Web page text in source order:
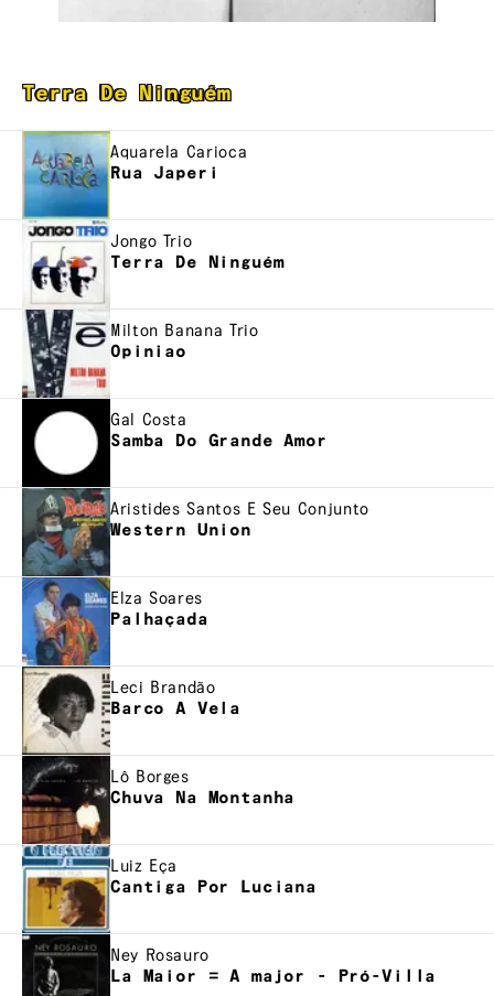
Terra De Ninguém
Aquarela Carioca
Rua Japeri
Jongo Trio
Terra De Ninguém
Milton Banana Trio
Opiniao
Gal Costa
Samba Do Grande Amor
Aristides Santos E Seu Conjunto
Western Union
Elza Soares
Palhaçada
Leci Brandão
Barco A Vela
Lô Borges
Chuva Na Montanha
Luiz Eça
Cantiga Por Luciana
Ney Rosauro
La Maior = A major - Pró-Villa